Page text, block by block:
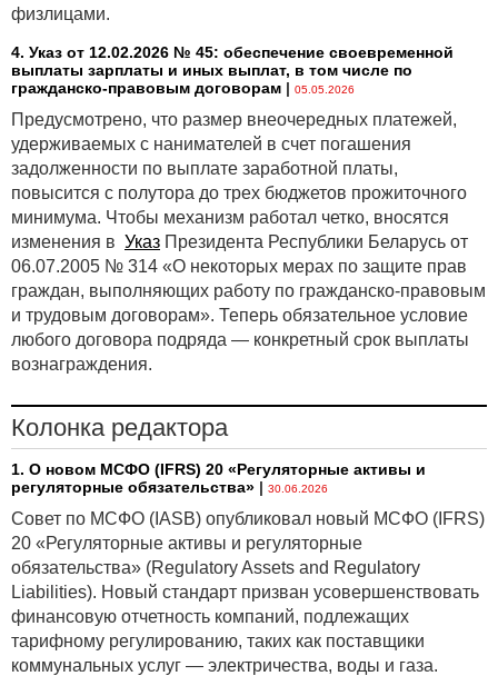
физлицами.
4. Указ от 12.02.2026 № 45: обеспечение своевременной
выплаты зарплаты и иных выплат, в том числе по
гражданско-правовым договорам | 05.05.2026
Предусмотрено, что размер внеочередных платежей,
удерживаемых с нанимателей в счет погашения
задолженности по выплате заработной платы,
повысится с полутора до трех бюджетов прожиточного
минимума. Чтобы механизм работал четко, вносятся
изменения в Указ Президента Республики Беларусь от
06.07.2005 № 314 «О некоторых мерах по защите прав
граждан, выполняющих работу по гражданско-правовым
и трудовым договорам». Теперь обязательное условие
любого договора подряда — конкретный срок выплаты
вознаграждения.
Колонка редактора
1. О новом МСФО (IFRS) 20 «Регуляторные активы и
регуляторные обязательства» | 30.06.2026
Совет по МСФО (IASB) опубликовал новый МСФО (IFRS)
20 «Регуляторные активы и регуляторные
обязательства» (Regulatory Assets and Regulatory
Liabilities). Новый стандарт призван усовершенствовать
финансовую отчетность компаний, подлежащих
тарифному регулированию, таких как поставщики
коммунальных услуг — электричества, воды и газа.